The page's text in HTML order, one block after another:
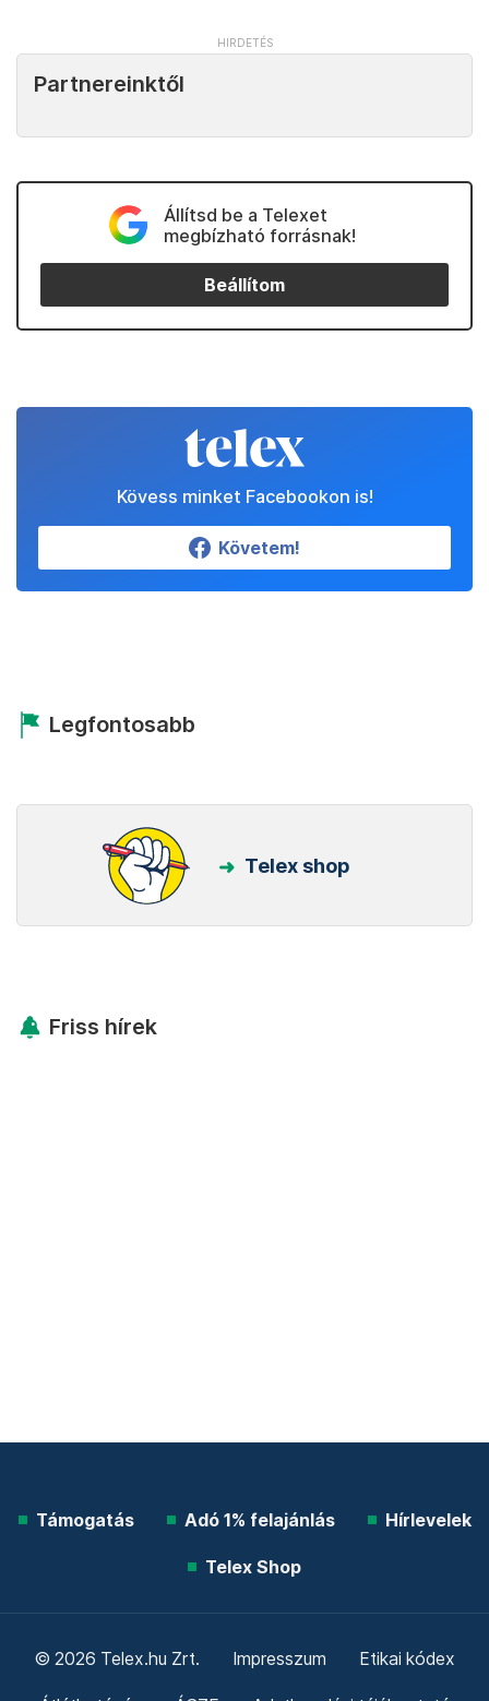
Partnereinktől
Állítsd be a Telexet
megbízható forrásnak!
Beállítom
Kövess minket Facebookon is!
Követem!
Legfontosabb
Telex shop
Friss hírek
Támogatás Adó 1% felajánlás Hírlevelek
Telex Shop
© 2026 Telex.hu Zrt. Impresszum Etikai kódex